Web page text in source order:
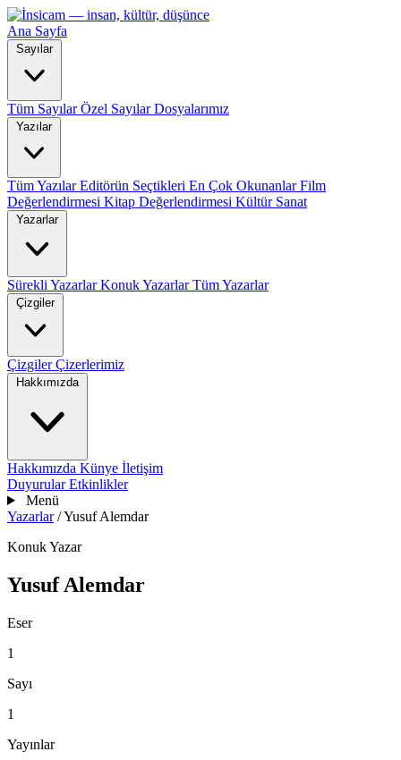
Ana Sayfa
Sayılar
Tüm SayılarÖzel SayılarDosyalarımız
Yazılar
Tüm YazılarEditörün Seçtikleri En Çok OkunanlarFilm
Değerlendirmesi Kitap Değerlendirmesi Kültür Sanat
Yazarlar
Sürekli YazarlarKonuk YazarlarTüm Yazarlar
Çizgiler
ÇizgilerÇizerlerimiz
Hakkımızda
Hakkımızda Künye İletişim
DuyurularEtkinlikler
Menü
Yazarlar /Yusuf Alemdar
Konuk Yazar
Yusuf Alemdar
Eser
1
Sayı
1
Yayınlar